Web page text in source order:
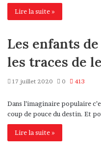
Lire la suite »
Les enfants
les traces de
17 juillet 2020 0 413
Dans l’imaginaire populaire
coup de pouce du destin. Et
Lire la suite »